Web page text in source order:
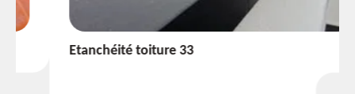
Etanchéité toiture 33